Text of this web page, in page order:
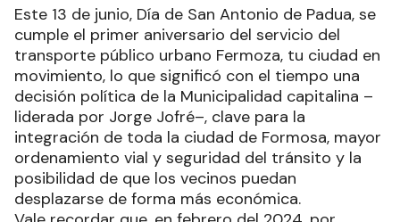
Este 13 de junio, Día de San Antonio de Padua, se
cumple el primer aniversario del servicio del
transporte público urbano Fermoza, tu ciudad en
movimiento, lo que significó con el tiempo una
decisión política de la Municipalidad capitalina –
liderada por Jorge Jofré–, clave para la
integración de toda la ciudad de Formosa, mayor
ordenamiento vial y seguridad del tránsito y la
posibilidad de que los vecinos puedan
desplazarse de forma más económica.